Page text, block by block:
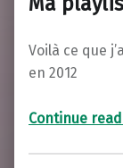
Voilà ce que
en 2012
Continue